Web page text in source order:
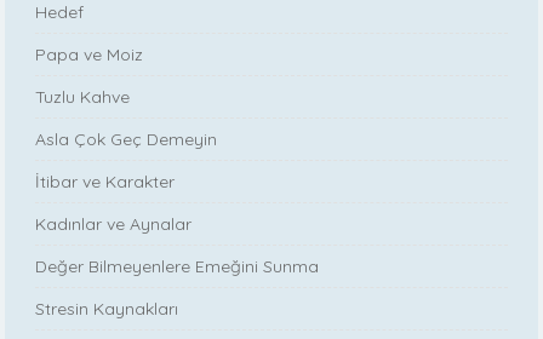
Hedef
Papa ve Moiz
Tuzlu Kahve
Asla Çok Geç Demeyin
İtibar ve Karakter
Kadınlar ve Aynalar
Değer Bilmeyenlere Emeğini Sunma
Stresin Kaynakları